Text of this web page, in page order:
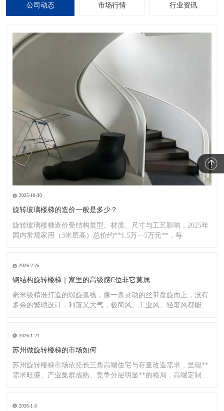
公司动态 市场行情 行业资讯
2025-10-30
旋转玻璃楼梯的造价一般是多少？
旋转玻璃楼梯造价受结构类型、材质、尺寸与工艺影响，2025年
国内常规家用（3米层高）总价约**1.5万—5万元**，每
2026-2-25
钢结构旋转楼梯｜家里的高级感C位非它莫属
毫米级精准打造的螺旋弧线，像一条灵动的丝带盘旋而上，没有
多余的繁琐设计，利落又大气，极简风、工业风、轻奢风都能完
2026-1-21
苏州做旋转楼梯的市场如何
苏州旋转楼梯市场依托长三角高端住宅与存量改造需求，呈现**
需求旺盛、产业集群成熟、竞争分层明显**的格局，高端定制与
2026-1-3